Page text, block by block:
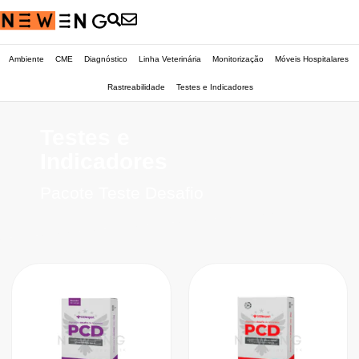
Ambiente CME Diagnóstico Linha Veterinária Monitorização Móveis Hospitalares
Rastreabilidade Testes e Indicadores